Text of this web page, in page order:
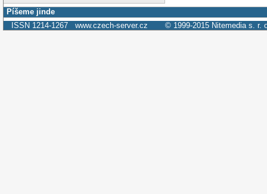
Píšeme jinde
ISSN 1214-1267 www.czech-server.cz © 1999-2015 Nitemedia s. r.